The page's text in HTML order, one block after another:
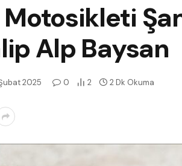
Alp Baysan
2025 0 2 2 Dk Okuma